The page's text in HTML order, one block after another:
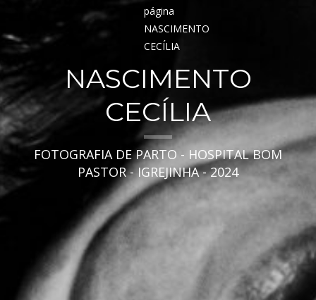
NASCIMENTO
CECÍLIA
FOTOGRAFIA DE PARTO - HOSPITAL BOM
PASTOR - IGREJINHA - 2024